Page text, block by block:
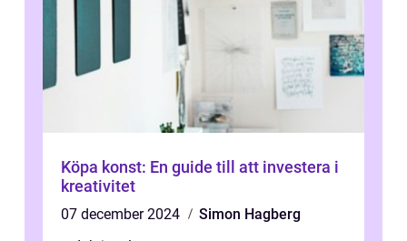
Köpa konst: En guide till att investera i
kreativitet
07 december 2024
Simon Hagberg